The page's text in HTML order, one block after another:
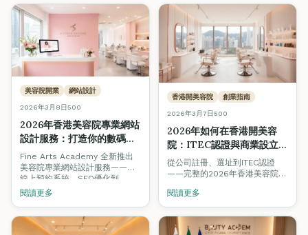
美容院開業 網站設計
2026年3月8日500
2026年香港美容院專業網站
設計服務：打造你的數碼店
面，吸引更多客戶
Fine Arts Academy 全新推出
美容院專業網站設計服務——從
線上預約系統、SEO優化到
Before & After相冊，助你在
閱讀更多
香港開美容院 創業指南
2026年3月7日500
2026年如何在香港開美容
院：ITEC認證與商業設立逐
步指南
從公司註冊、選址到ITEC認證
——完整的2026年香港美容院創
持續美容與數碼營銷策略，助你
在競爭激烈的市場中脫穎而出。
閱讀更多